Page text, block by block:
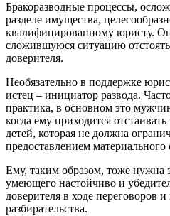
Бракоразводные процессы,
разделе имущества,
квалифицированному юристу.
сложившуюся ситуацию
доверителя.
Необязательно в поддержке
истец – инициатор развода.
практика, в основном это
когда ему приходится
детей, которая не должна
предоставлением материального
Ему, таким образом, тоже нужна
умеющего настойчиво и
доверителя в ходе переговоров
разбирательства.